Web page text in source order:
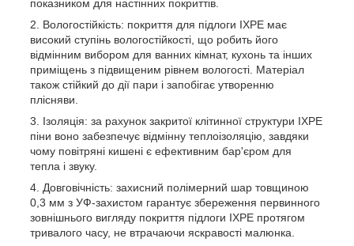
показником для настінних покриттів.
Вологостійкість: покриття для підлоги IXPE має
високий ступінь вологостійкості, що робить його
відмінним вибором для ванних кімнат, кухонь та інших
приміщень з підвищеним рівнем вологості. Матеріал
також стійкий до дії пари і запобігає утворенню
плісняви.
Ізоляція: за рахунок закритої клітинної структури IXPE
піни воно забезпечує відмінну теплоізоляцію, завдяки
чому повітряні кишені є ефективним бар'єром для
тепла і звуку.
Довговічність: захисний полімерний шар товщиною
0,3 мм з УФ-захистом гарантує збереження первинного
зовнішнього вигляду покриття підлоги IXPE протягом
тривалого часу, не втрачаючи яскравості малюнка.